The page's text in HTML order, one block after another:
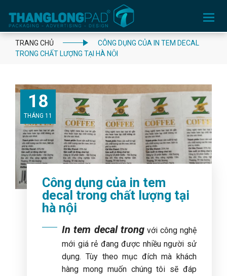
Toggle
navigation
TRANG CHỦ
CÔNG DỤNG CỦA IN TEM DECAL
TRONG CHẤT LƯỢNG TẠI HÀ NỘI
18
THÁNG 11
Công dụng của in tem
decal trong chất lượng tại
hà nội
In tem decal trongvới công nghệ
mới giá rẻ đang được nhiều người sử
dụng. Tùy theo mục đích mà khách
hàng mong muốn chúng tôi sẽ đáp